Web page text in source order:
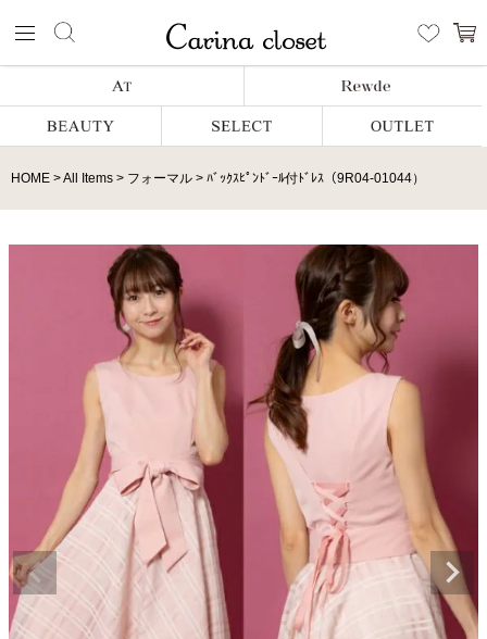
HOME All Items フォーマル ﾊﾞｯｸｽﾋﾟﾝﾄﾞｰﾙ付ﾄﾞﾚｽ（9R04-01044）